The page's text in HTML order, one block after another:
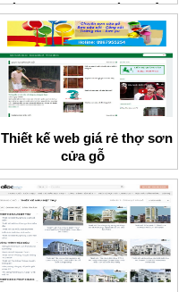
và thương mại Thành Đô
Thiết kế web giá rẻ thợ sơn
cửa gỗ